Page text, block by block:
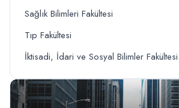
Sağlık Bilimleri Fakültesi
Tıp Fakültesi
İktisadi, İdari ve Sosyal Bilimler Fakültesi